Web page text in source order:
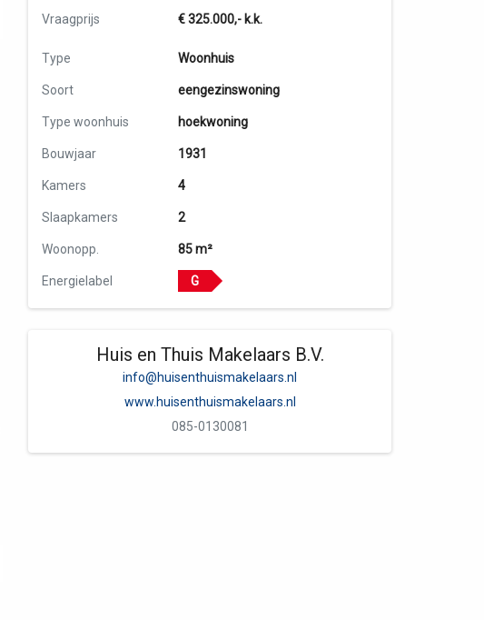
Vraagprijs € 325.000,- k.k.
Type Woonhuis
Soort eengezinswoning
Type woonhuis hoekwoning
Bouwjaar 1931
Kamers 4
Slaapkamers 2
Woonopp. 85 m²
Energielabel G
Huis en Thuis Makelaars B.V.
info@huisenthuismakelaars.nl
www.huisenthuismakelaars.nl
085-0130081